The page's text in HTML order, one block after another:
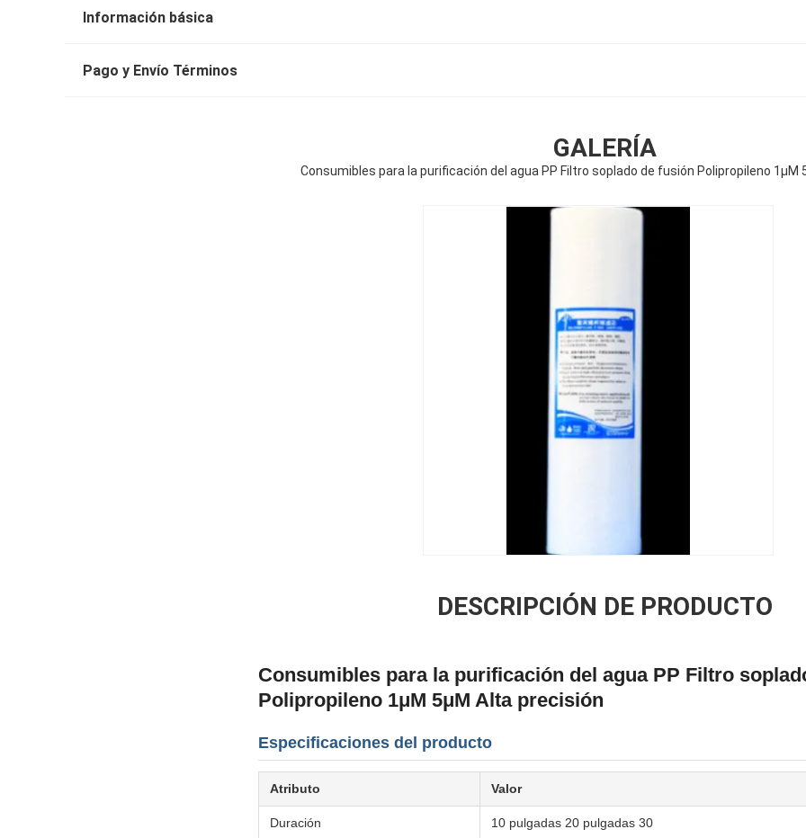
Información básica
Pago y Envío Términos
GALERÍA
Consumibles para la purificación del agua PP Filtro soplado de fusión Polipropileno 1μM
DESCRIPCIÓN DE PRODUCTO
Consumibles para la purificación del agua PP Filtro
Polipropileno 1μM 5μM Alta precisión
Especificaciones del producto
Atributo Valor
Duración 10 pulgadas 20 pulgadas 30